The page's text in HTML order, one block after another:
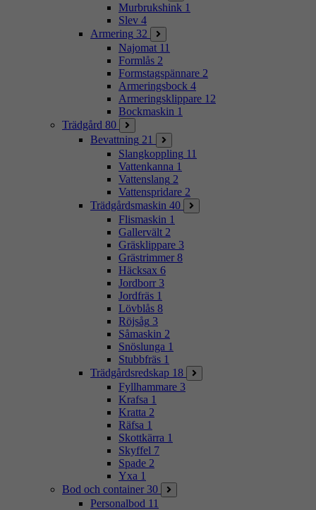
Murbrukshink 1
Slev 4
Armering 32
Najomat 11
Formlås 2
Formstagspännare 2
Armeringsbock 4
Armeringsklippare 12
Bockmaskin 1
Trädgård 80
Bevattning 21
Slangkoppling 11
Vattenkanna 1
Vattenslang 2
Vattenspridare 2
Trädgårdsmaskin 40
Flismaskin 1
Gallervält 2
Gräsklippare 3
Grästrimmer 8
Häcksax 6
Jordborr 3
Jordfräs 1
Lövblås 8
Röjsåg 3
Såmaskin 2
Snöslunga 1
Stubbfräs 1
Trädgårdsredskap 18
Fyllhammare 3
Krafsa 1
Kratta 2
Räfsa 1
Skottkärra 1
Skyffel 7
Spade 2
Yxa 1
Bod och container 30
Personalbod 11